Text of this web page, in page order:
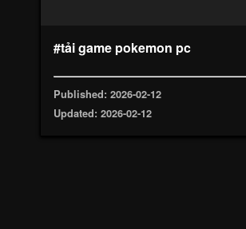
#tải game pokemon pc
Published: 2026-02-12
Updated: 2026-02-12